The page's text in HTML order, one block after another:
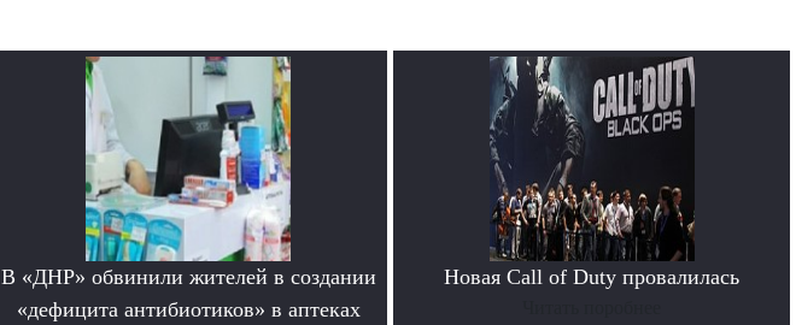
В «ДНР» обвинили жителей в создании
«дефицита антибиотиков» в аптеках
Новая Call of Duty провалилась